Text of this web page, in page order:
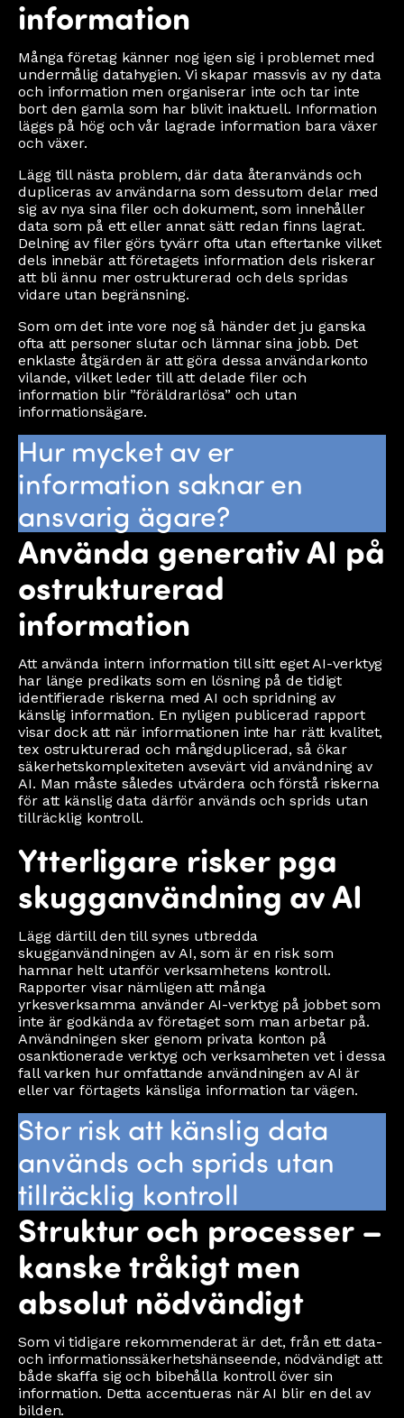
information
Många företag känner nog igen sig i problemet med
undermålig datahygien. Vi skapar massvis av ny data
och information men organiserar inte och tar inte
bort den gamla som har blivit inaktuell. Information
läggs på hög och vår lagrade information bara växer
och växer.
Lägg till nästa problem, där data återanvänds och
dupliceras av användarna som dessutom delar med
sig av nya sina filer och dokument, som innehåller
data som på ett eller annat sätt redan finns lagrat.
Delning av filer görs tyvärr ofta utan eftertanke vilket
dels innebär att företagets information dels riskerar
att bli ännu mer ostrukturerad och dels spridas
vidare utan begränsning.
Som om det inte vore nog så händer det ju ganska
ofta att personer slutar och lämnar sina jobb. Det
enklaste åtgärden är att göra dessa användarkonto
vilande, vilket leder till att delade filer och
information blir ”föräldrarlösa” och utan
informationsägare.
Hur mycket av er
information saknar en
ansvarig ägare?
Använda generativ AI på
ostrukturerad
information
Att använda intern information till sitt eget AI-verktyg
har länge predikats som en lösning på de tidigt
identifierade riskerna med AI och spridning av
känslig information. En nyligen publicerad rapport
visar dock att när informationen inte har rätt kvalitet,
tex ostrukturerad och mångduplicerad, så ökar
säkerhetskomplexiteten avsevärt vid användning av
AI. Man måste således utvärdera och förstå riskerna
för att känslig data därför används och sprids utan
tillräcklig kontroll.
Ytterligare risker pga
skugganvändning av AI
Lägg därtill den till synes utbredda
skugganvändningen av AI, som är en risk som
hamnar helt utanför verksamhetens kontroll.
Rapporter visar nämligen att många
yrkesverksamma använder AI-verktyg på jobbet som
inte är godkända av företaget som man arbetar på.
Användningen sker genom privata konton på
osanktionerade verktyg och verksamheten vet i dessa
fall varken hur omfattande användningen av AI är
eller var förtagets känsliga information tar vägen.
Stor risk att känslig data
används och sprids utan
tillräcklig kontroll
Struktur och processer –
kanske tråkigt men
absolut nödvändigt
Som vi tidigare rekommenderat är det, från ett data-
och informationssäkerhetshänseende, nödvändigt att
både skaffa sig och bibehålla kontroll över sin
information. Detta accentueras när AI blir en del av
bilden.